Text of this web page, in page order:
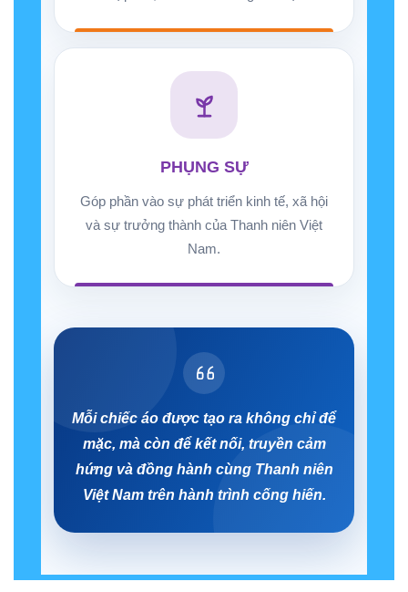
PHỤNG SỰ
Góp phần vào sự phát triển kinh tế, xã hội
và sự trưởng thành của Thanh niên Việt
Nam.
Mỗi chiếc áo được tạo ra không chỉ để
mặc, mà còn để kết nối, truyền cảm
hứng và đồng hành cùng Thanh niên
Việt Nam trên hành trình cống hiến.